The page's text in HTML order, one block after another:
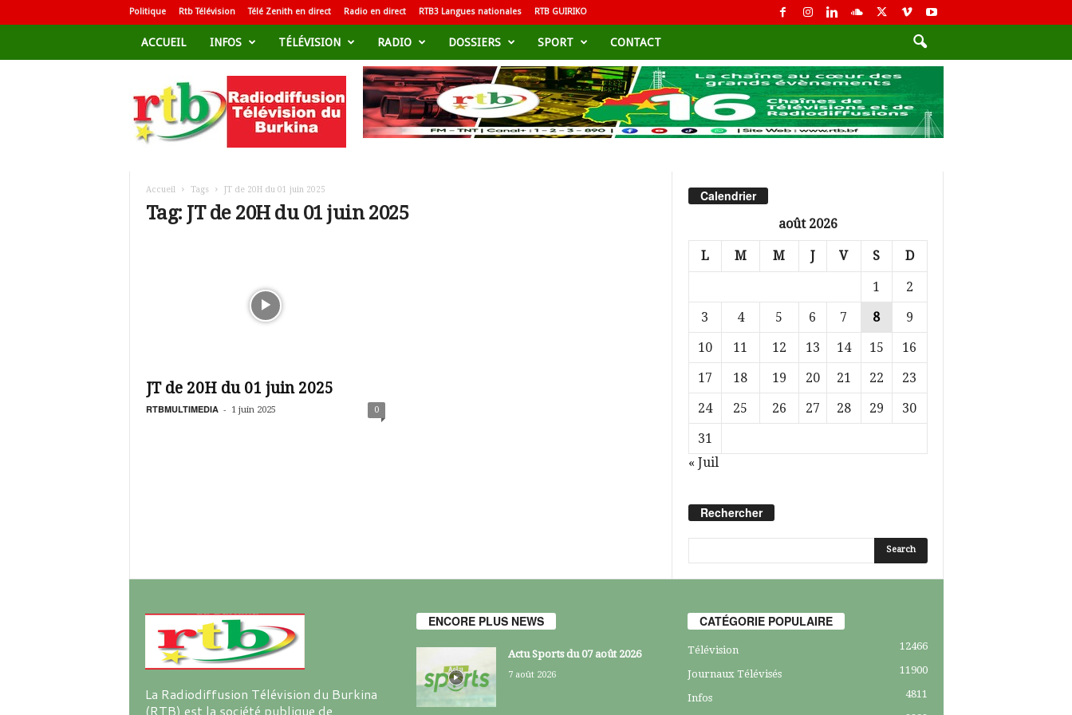
Politique Rtb Télévision Télé Zenith en direct Radio en direct RTB3 Langues nationales RTB GUIRIKO
ACCUEIL INFOS TÉLÉVISION RADIO DOSSIERS SPORT CONTACT
d
i
i
Accueil Tags JT de 20H du 01 juin 2025
Tag: JT de 20H du 01 juin 2025
JT de 20H du 01 juin 2025
RTBMULTIMEDIA - 1 juin 2025 0
Calendrier
août 2026
L M M J V S D
1
2
3
4 5 6 7 8
9
10
11 12 13 14 15
16
17
18 19 20 21 22
23
24
25 26 27 28 29
30
31
« Juil
Rechercher
La Radiodiffusion Télévision du Burkina
(RTB) est la société publique de
ENCORE PLUS NEWS
Actu Sports du 07 août 2026
7 août 2026
CATÉGORIE POPULAIRE
Télévision 12466
Journaux Télévisés 11900
Infos
4811